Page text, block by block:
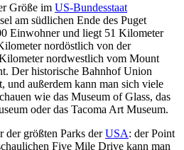
Größe im US-Bundesstaat
am südlichen Ende des Puget
Einwohner und liegt 51 Kilometer
nordöstlich von der
nordwestlich vom Mount
Der historische Bahnhof Union
und außerdem kann man sich viele
wie das Museum of Glass, das
oder das Tacoma Art Museum.
der größten Parks derUSA: der Point
Five Mile Drive kann man